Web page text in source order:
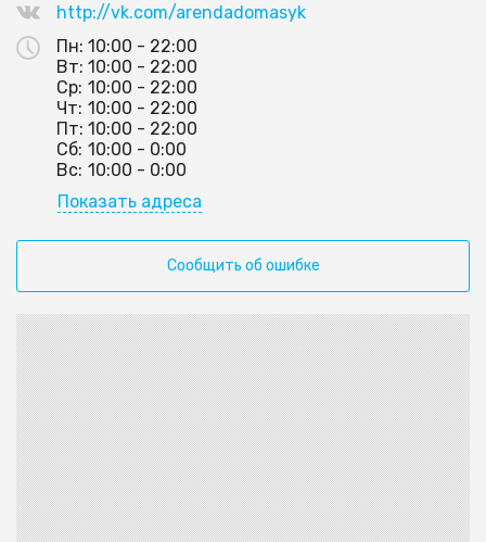
http://vk.com/arendadomasyk
Пн: 10:00 - 22:00
Вт: 10:00 - 22:00
Ср: 10:00 - 22:00
Чт: 10:00 - 22:00
Пт: 10:00 - 22:00
Сб: 10:00 - 0:00
Вс: 10:00 - 0:00
Показать адреса
Сообщить об ошибке